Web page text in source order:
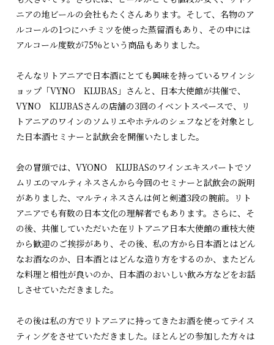
ニアの地ビールの会社もたくさんあります。そして、名物のア
ルコールの1つにハチミツを使った蒸留酒もあり、その中には
アルコール度数が75%という商品もありました。
そんなリトアニアで日本酒にとても興味を持っているワインシ
ョップ「VYNO KLUBAS」さんと、日本大使館が共催で、
VYNO KLUBASさんの店舗の3回のイベントスペースで、リ
トアニアのワインのソムリエやホテルのシェフなどを対象とし
た日本酒セミナーと試飲会を開催いたしました。
会の冒頭では、VYONO KLUBASのワインエキスパートでソ
ムリエのマルティネスさんから今回のセミナーと試飲会の説明
がありました、マルティネスさんは何と剣道3段の腕前。リト
アニアでも有数の日本文化の理解者でもあります。さらに、そ
の後、共催していただいた在リトアニア日本大使館の重枝大使
から歓迎のご挨拶があり、その後、私の方から日本酒とはどん
なお酒なのか、日本酒とはどんな造り方をするのか、またどん
な料理と相性が良いのか、日本酒のおいしい飲み方などをお話
しさせていただきました。
その後は私の方でリトアニアに持ってきたお酒を使ってテイス
ティングをさせていただきました。ほとんどの参加した方々は